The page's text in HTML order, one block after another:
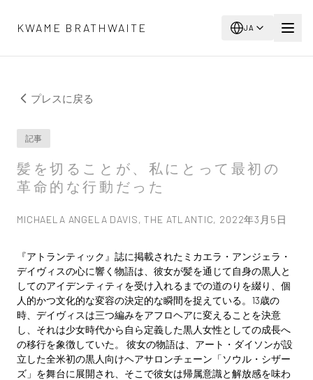
KWAME BRATHWAITE
JA
プレスに戻る
記事
髪を切ることが、私にとって最初の
革命的な行動だった
MICHAELA ANGELA DAVIS, THE ATLANTIC, 2022年3月5日
『アトランティック』誌に掲載されたミカエラ・アンジェラ・
デイヴィスの心に響く物語は、彼女が髪を通じて自身の黒人と
してのアイデンティティを受け入れるまでの道のりを綴り、個
人的かつ文化的な変容の決定的な瞬間を捉えている。13歳の
時、デイヴィスは三つ編みをアフロヘアに変えることを決意
し、それは少女時代から自ら定義した黒人女性としての成長へ
の移行を象徴していた。 彼女の物語は、アート・ダイソンが設
立した全米初の黒人向けヘアサロンチェーン「ソウル・シザー
ズ」を舞台に展開され、そこで彼女は帰属意識と解放感を味わ